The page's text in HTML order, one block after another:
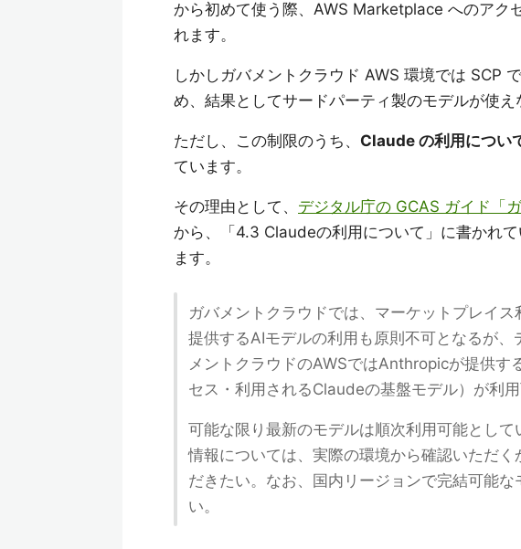
から初めて使う際、AWS Marketplace へのアク
れます。
しかしガバメントクラウド AWS 環境では SCP
め、結果としてサードパーティ製のモデルが使え
ただし、この制限のうち、 Claude の利用につい
ています。
その理由として、 デジタル庁の GCAS ガイド「
から、「4.3 Claudeの利用について」に書かれ
ます。
ガバメントクラウドでは、マーケットプレイ
提供するAIモデルの利用も原則不可となるが
メントクラウドのAWSではAnthropicが提供
セス・利用されるClaudeの基盤モデル）が利用
可能な限り最新のモデルは順次利用可能とし
情報については、実際の環境から確認いただ
だきたい。なお、国内リージョンで完結可能
い。